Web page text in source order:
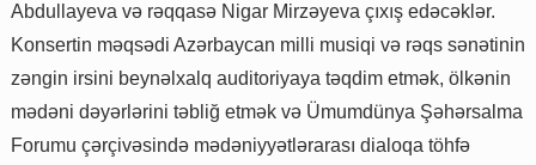
Abdullayeva və rəqqasə Nigar Mirzəyeva çıxış edəcəklər.
Konsertin məqsədi Azərbaycan milli musiqi və rəqs sənətinin
zəngin irsini beynəlxalq auditoriyaya təqdim etmək, ölkənin
mədəni dəyərlərini təbliğ etmək və Ümumdünya Şəhərsalma
Forumu çərçivəsində mədəniyyətlərarası dialoqa töhfə